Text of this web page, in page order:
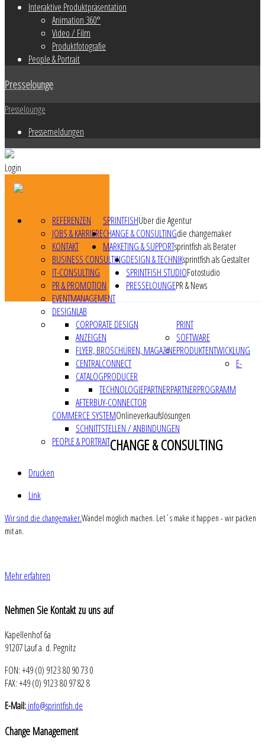
Interaktive Produktpräsentation
Animation 360°
Video / Film
Produktfotografie
People & Portrait
Presselounge
Presselounge
Pressemeldungen
Login
SPRINTFISHÜber die Agentur
REFERENZEN
JOBS & KARRIERE
KONTAKT
CHANGE & CONSULTINGdie changemaker
MARKETING & SUPPORTsprintfish als Berater
BUSINESS CONSULTING
IT-CONSULTING
PR & PROMOTION
EVENTMANAGEMENT
DESIGNLAB
DESIGN & TECHNIKsprintfish als Gestalter
PRINT
CORPORATE DESIGN
ANZEIGEN
FLYER, BROSCHÜREN, MAGAZINE
SOFTWARE
CENTRALCONNECT
CATALOGPRODUCER
PARTNERPROGRAMM
TECHNOLOGIEPARTNER
AFTERBUY-CONNECTOR
PRODUKTENTWICKLUNG
E-
COMMERCE SYSTEMOnlineverkaufslösungen
SCHNITTSTELLEN / ANBINDUNGEN
SPRINTFISH STUDIOFotostudio
PEOPLE & PORTRAIT
PRESSELOUNGEPR & News
CHANGE & CONSULTING
Drucken
Link
Wir sind die changemaker.Wandel möglich machen. Let´s make it happen - wir packen
mit an.
Mehr erfahren
Nehmen Sie Kontakt zu uns auf
Kapellenhof 6a
91207 Lauf a. d. Pegnitz
FON: +49 (0) 9123 80 90 73 0
FAX: +49 (0) 9123 80 97 82 8
E-Mail:info@sprintfish.de
Change Management